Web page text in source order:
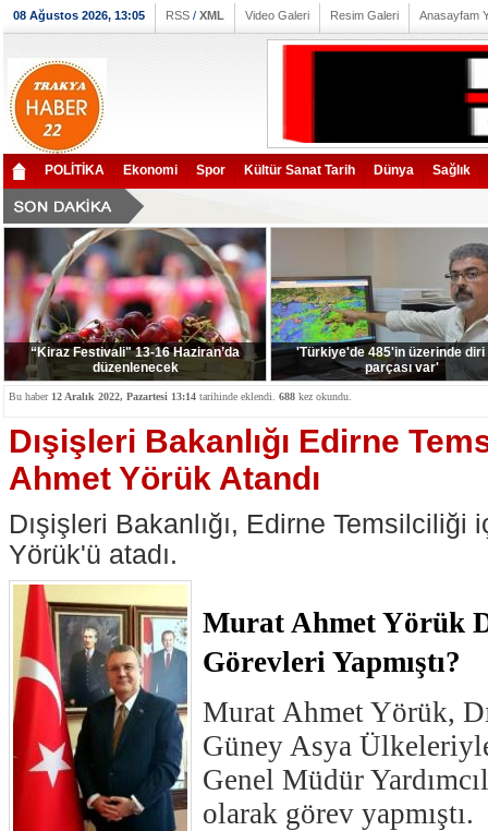
08 Ağustos 2026, 13:05 RSS / XML Video Galeri Resim Galeri Anasayfam
POLİTİKA Ekonomi Spor Kültür Sanat Tarih Dünya Sağlık
“Kiraz Festivali" 13-16 Haziran’da
düzenlenecek
'Türkiye'de 485'in üzerinde diri
parçası var'
Bu haber 12 Aralık 2022, Pazartesi 13:14 tarihinde eklendi. 688 kez okundu.
Dışişleri Bakanlığı Edirne
Ahmet Yörük Atandı
Dışişleri Bakanlığı, Edirne Temsilciliği
Yörük'ü atadı.
Murat Ahmet Yörük
Görevleri Yapmıştı?
Murat Ahmet Yörük,
Güney Asya
Genel Müdür
olarak görev yapmıştı.